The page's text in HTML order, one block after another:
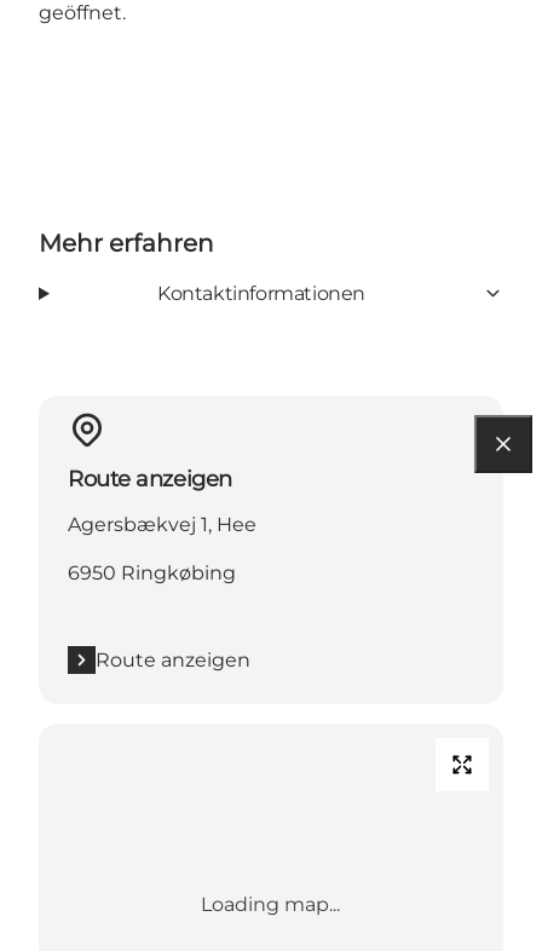
geöffnet.
Mehr erfahren
Kontaktinformationen
Route anzeigen
Agersbækvej 1, Hee
6950 Ringkøbing
Route anzeigen
Loading map...